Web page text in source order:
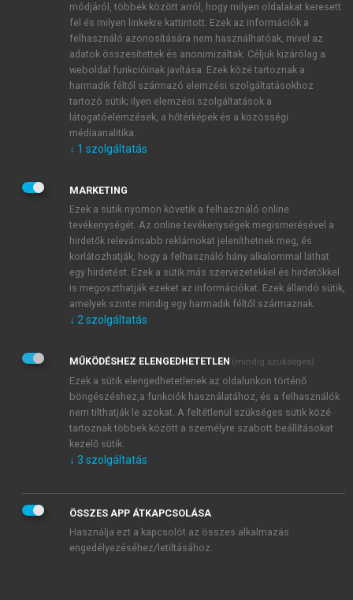
ÚJ FIÓK LÉTREHOZÁSA
1 óra díjmentes hozzáférés
E-MAIL-CÍM
JELSZÓ
JELSZÓ ÚJRA
Kérek értesítést a MeRSZ újdonságairól, akcióiról.
Kérek értesítést az Akadémiai Kiadó Zrt. újdonságairól,
Adatkezelési tájékoztatóbanfoglaltakat tudomásul
veszem és elfogadom.
Általános vásárlási feltételeket, valamint a szotar.netés a
mersz.huoldalak licencszerződéseiben foglaltakat
tudomásul veszem és elfogadom.
KIPRÓBÁLOM
módjáról, többek között arról, hogy milyen oldalakat keresett
fel és milyen linkekre kattintott. Ezek az információk a
felhasználó azonosítására nem használhatóak, mivel az
adatok összesítettek és anonimizáltak. Céljuk kizárólag a
weboldal funkcióinak javítása. Ezek közé tartoznak a
harmadik féltől származó elemzési szolgáltatásokhoz
tartozó sütik; ilyen elemzési szolgáltatások a
látogatóelemzések, a hőtérképek és a közösségi
médiaanalitika.
↓ 1 szolgáltatás
MARKETING
Ezek a sütik nyomon követik a felhasználó online
tevékenységét. Az online tevékenységek megismerésével a
hirdetők relevánsabb reklámokat jeleníthetnek meg, és
korlátozhatják, hogy a felhasználó hány alkalommal láthat
egy hirdetést. Ezek a sütik más szervezetekkel és hirdetőkkel
is megoszthatják ezeket az információkat. Ezek állandó sütik,
amelyek szinte mindig egy harmadik féltől származnak.
↓ 2 szolgáltatás
MŰKÖDÉSHEZ ELENGEDHETETLEN (mindig szükséges)
Ezek a sütik elengedhetetlenek az oldalunkon történő
böngészéshez,a funkciók használatához, és a felhasználók
nem tilthatják le azokat. A feltétlenül szükséges sütik közé
tartoznak többek között a személyre szabott beállításokat
kezelő sütik.
↓ 3 szolgáltatás
ÖSSZES APP ÁTKAPCSOLÁSA
Használja ezt a kapcsolót az összes alkalmazás
engedélyezéséhez/letiltásához.